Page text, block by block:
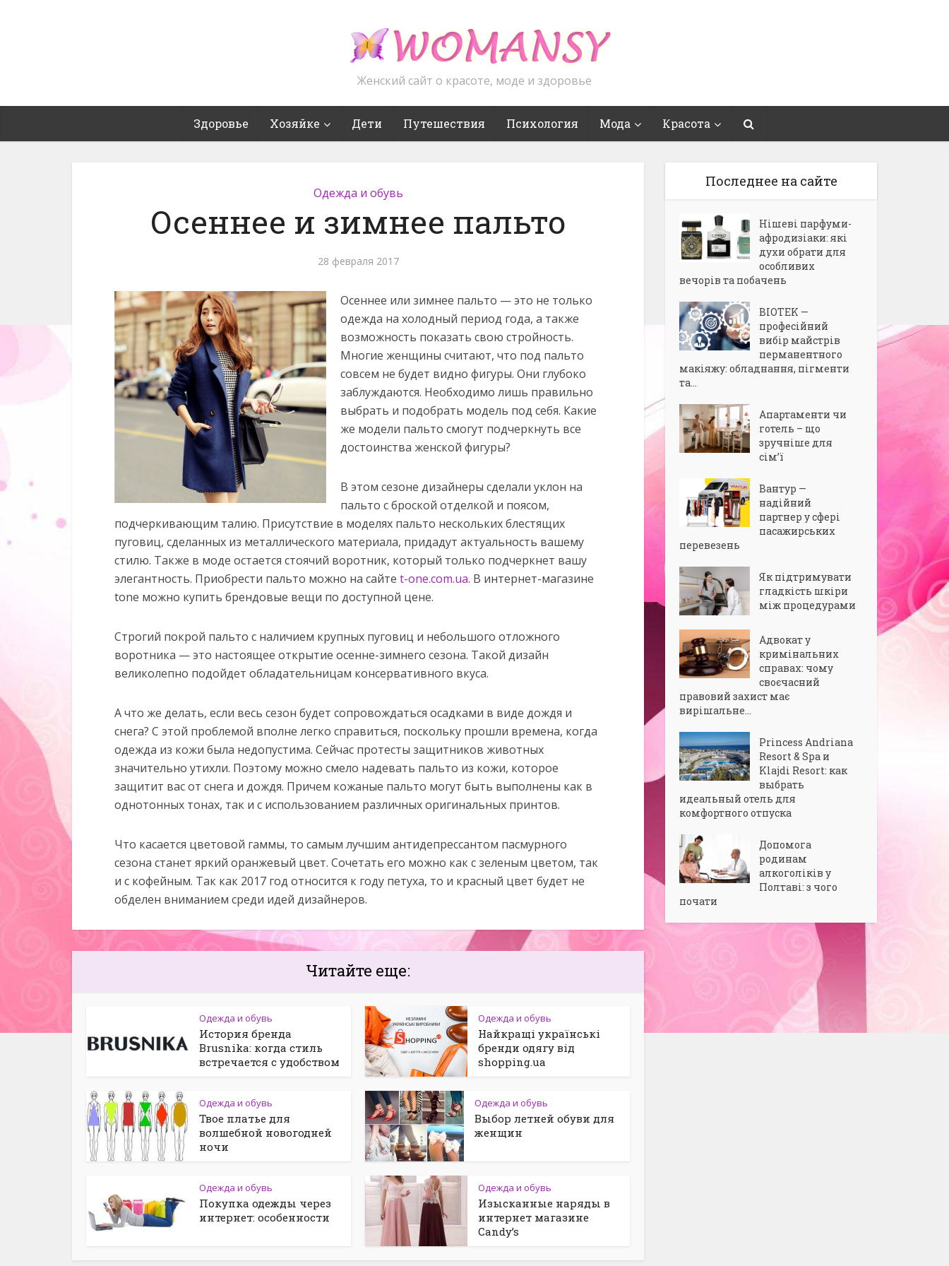
Женский сайт о красоте, моде и здоровье
Здоровье Хозяйке Дети Путешествия Психология Мода Красота
Одежда и обувь
Осеннее и зимнее пальто
28 февраля 2017
Осеннее или зимнее пальто — это не только
одежда на холодный период года, а также
возможность показать свою стройность.
Многие женщины считают, что под пальто
совсем не будет видно фигуры. Они глубоко
заблуждаются. Необходимо лишь правильно
выбрать и подобрать модель под себя. Какие
же модели пальто смогут подчеркнуть все
достоинства женской фигуры?
В этом сезоне дизайнеры сделали уклон на
пальто с броской отделкой и поясом,
подчеркивающим талию. Присутствие в моделях пальто нескольких блестящих
пуговиц, сделанных из металлического материала, придадут актуальность вашему
стилю. Также в моде остается стоячий воротник, который только подчеркнет вашу
элегантность. Приобрести пальто можно на сайте t-one.com.ua. В интернет-магазине
tone можно купить брендовые вещи по доступной цене.
Строгий покрой пальто с наличием крупных пуговиц и небольшого отложного
воротника — это настоящее открытие осенне-зимнего сезона. Такой дизайн
великолепно подойдет обладательницам консервативного вкуса.
А что же делать, если весь сезон будет сопровождаться осадками в виде дождя и
снега? С этой проблемой вполне легко справиться, поскольку прошли времена, когда
одежда из кожи была недопустима. Сейчас протесты защитников животных
значительно утихли. Поэтому можно смело надевать пальто из кожи, которое
защитит вас от снега и дождя. Причем кожаные пальто могут быть выполнены как в
однотонных тонах, так и с использованием различных оригинальных принтов.
Что касается цветовой гаммы, то самым лучшим антидепрессантом пасмурного
сезона станет яркий оранжевый цвет. Сочетать его можно как с зеленым цветом, так
и с кофейным. Так как 2017 год относится к году петуха, то и красный цвет будет не
обделен вниманием среди идей дизайнеров.
Читайте еще:
Одежда и обувь
История бренда
Brusnika: когда стиль
встречается с удобством
Одежда и обувь
Найкращі українські
бренди одягу від
shopping.ua
Одежда и обувь
Твое платье для
волшебной новогодней
ночи
Одежда и обувь
Выбор летней обуви для
женщин
Одежда и обувь
Покупка одежды через
интернет: особенности
Одежда и обувь
Изысканные наряды в
интернет магазине
Candy’s
Последнее на сайте
Нішеві парфуми-
афродизіаки: які
духи обрати для
особливих
вечорів та побачень
BIOTEK —
професійний
вибір майстрів
перманентного
макіяжу: обладнання, пігменти
та...
Апартаменти чи
готель – що
зручніше для
сім’ї
Вантур —
надійний
партнер у сфері
пасажирських
перевезень
Як підтримувати
гладкість шкіри
між процедурами
Адвокат у
кримінальних
справах: чому
своєчасний
правовий захист має
вирішальне...
Princess Andriana
Resort & Spa и
Klajdi Resort: как
выбрать
идеальный отель для
комфортного отпуска
Допомога
родинам
алкоголіків у
Полтаві: з чого
почати